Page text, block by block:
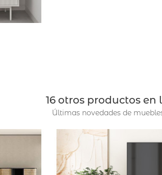
16 otros productos
Últimas novedades de